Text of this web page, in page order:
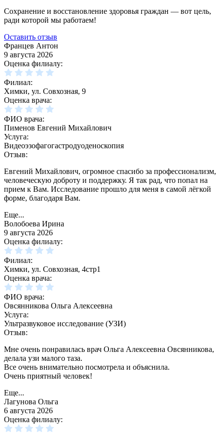
Сохранение и восстановление здоровья граждан — вот цель,
ради которой мы работаем!
Оставить отзыв
Францев Антон
9 августа 2026
Оценка филиалу:
Филиал:
Химки, ул. Совхозная, 9
Оценка врача:
ФИО врача:
Пименов Евгений Михайлович
Услуга:
Видеоэзофагогастродуоденоскопия
Отзыв:
Евгений Михайлович, огромное спасибо за профессионализм,
человеческую доброту и поддержку. Я так рад, что попал на
прием к Вам. Исследование прошло для меня в самой лёгкой
форме, благодаря Вам.
Еще...
Волобоева Ирина
9 августа 2026
Оценка филиалу:
Филиал:
Химки, ул. Совхозная, 4стр1
Оценка врача:
ФИО врача:
Овсянникова Ольга Алексеевна
Услуга:
Ультразвуковое исследование (УЗИ)
Отзыв:
Мне очень понравилась врач Ольга Алексеевна Овсянникова,
делала узи малого таза.
Все очень внимательно посмотрела и объяснила.
Очень приятный человек!
Еще...
Лагунова Ольга
6 августа 2026
Оценка филиалу: